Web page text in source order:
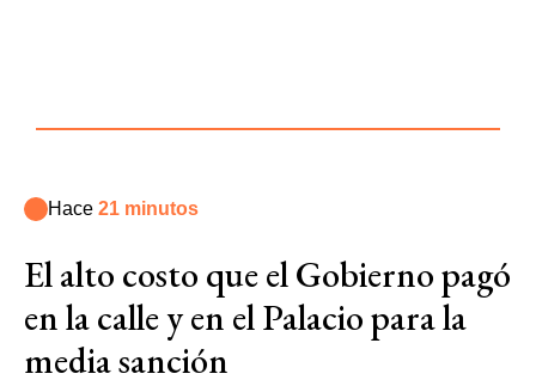
Hace 21 minutos
El alto costo que el Gobierno pagó
en la calle y en el Palacio para la
media sanción